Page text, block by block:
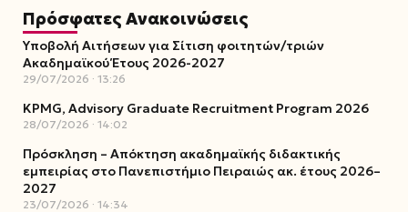
Πρόσφατες Ανακοινώσεις
Υποβολή Αιτήσεων για Σίτιση φοιτητών/τριών
Ακαδημαϊκού Έτους 2026-2027
29/07/2026 13:26
KPMG, Advisory Graduate Recruitment Program 2026
28/07/2026 14:02
Πρόσκληση – Απόκτηση ακαδημαϊκής διδακτικής
εμπειρίας στο Πανεπιστήμιο Πειραιώς ακ. έτους 2026–
2027
23/07/2026 14:34